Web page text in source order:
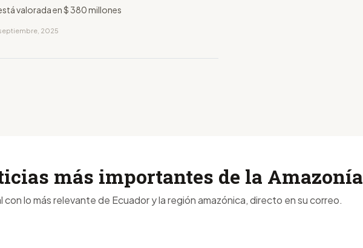
valorada en $ 380 millones
2025
más importantes de la Amazonía
lo más relevante de Ecuador y la región amazónica, directo en su correo.